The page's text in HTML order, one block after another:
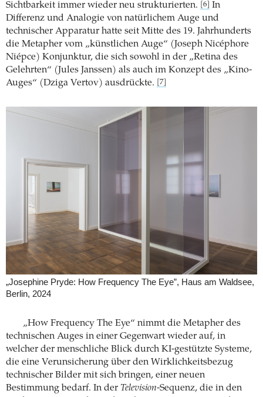
Sichtbarkeit immer wieder neu strukturierten.
[6]
In
Differenz und Analogie von natürlichem Auge und
technischer Apparatur hatte seit Mitte des 19. Jahrhunderts
die Metapher vom „künstlichen Auge“ (Joseph Nicéphore
Niépce) Konjunktur, die sich sowohl in der „Retina des
Gelehrten“ (Jules Janssen) als auch im Konzept des „Kino-
Auges“ (Dziga Vertov) ausdrückte.
[7]
„Josephine Pryde: How Frequency The Eye”, Haus am Waldsee,
Berlin, 2024
„How Frequency The Eye“ nimmt die Metapher des
technischen Auges in einer Gegenwart wieder auf, in
welcher der menschliche Blick durch KI-gestützte Systeme,
die eine Verunsicherung über den Wirklichkeitsbezug
technischer Bilder mit sich bringen, einer neuen
Bestimmung bedarf. In der Television-Sequenz, die in den